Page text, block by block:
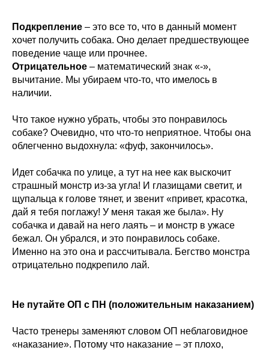
Подкрепление – это все то, что в данный момент
хочет получить собака. Оно делает предшествующее
поведение чаще или прочнее.
Отрицательное – математический знак «-»,
вычитание. Мы убираем что-то, что имелось в
наличии.
Что такое нужно убрать, чтобы это понравилось
собаке? Очевидно, что что-то неприятное. Чтобы она
облегченно выдохнула: «фуф, закончилось».
Идет собачка по улице, а тут на нее как выскочит
страшный монстр из-за угла! И глазищами светит, и
щупальца к голове тянет, и звенит «привет, красотка,
дай я тебя поглажу! У меня такая же была». Ну
собачка и давай на него лаять – и монстр в ужасе
бежал. Он убрался, и это понравилось собаке.
Именно на это она и рассчитывала. Бегство монстра
отрицательно подкрепило лай.
Не путайте ОП с ПН (положительным наказанием)
Часто тренеры заменяют словом ОП неблаговидное
«наказание». Потому что наказание – эт плохо,